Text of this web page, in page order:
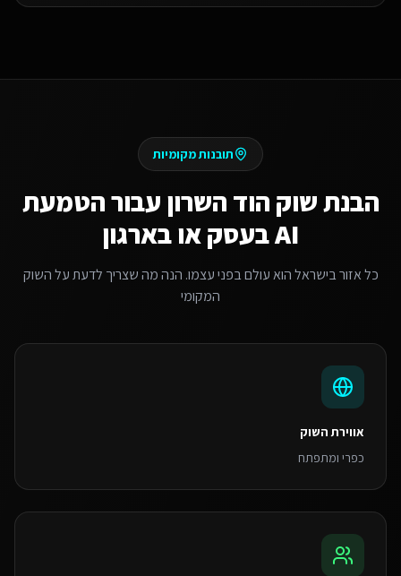
תובנות מקומיות
הבנת שוק הוד השרון עבורהטמעת
AI בעסק או בארגון
כל אזור בישראל הוא עולם בפני עצמו. הנה מה שצריך לדעת על השוק
המקומי
אווירת השוק
כפרי ומתפתח